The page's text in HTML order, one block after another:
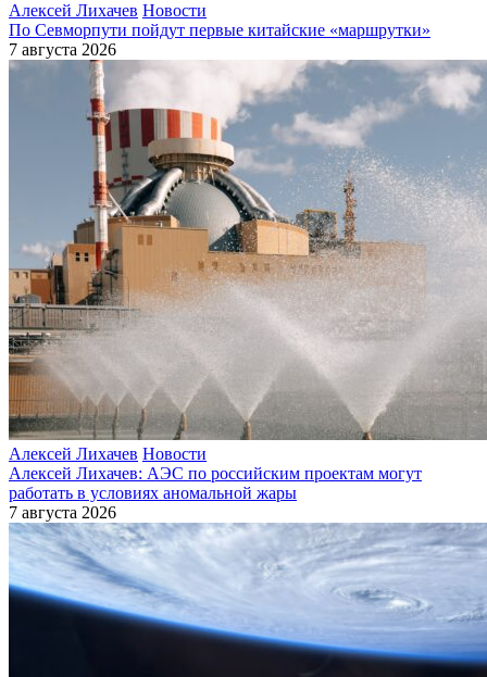
Алексей Лихачев Новости
По Севморпути пойдут первые китайские «маршрутки»
7 августа 2026
Алексей Лихачев Новости
Алексей Лихачев: АЭС по российским проектам могут
работать в условиях аномальной жары
7 августа 2026